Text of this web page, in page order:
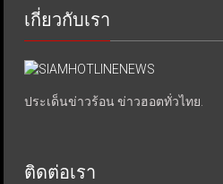
เกี่ยวกับเรา
ประเด็นข่าวร้อน ข่าวฮอตทั่วไทย.
ติดต่อเรา